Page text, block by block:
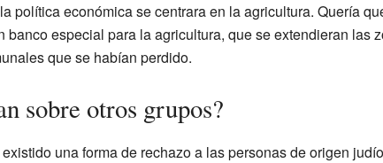
política económica se centrara en la agricultura. Quería
banco especial para la agricultura, que se extendieran las
que se habían perdido.
sobre otros grupos?
una forma de rechazo a las personas de origen